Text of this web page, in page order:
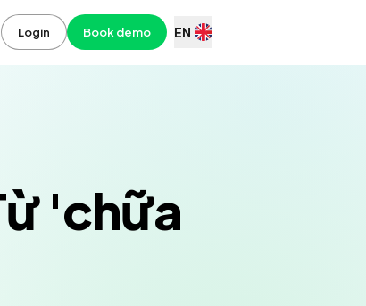
Login Book demo EN
'chữa